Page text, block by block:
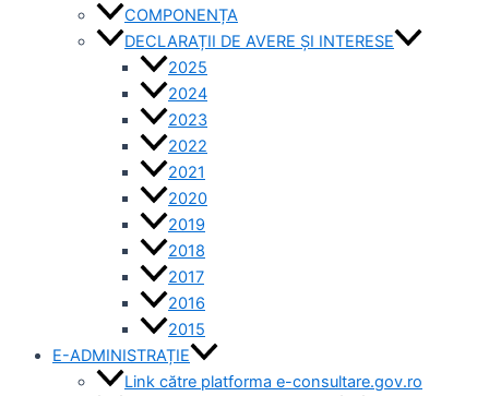
COMPONENȚA
DECLARAȚII DE AVERE ȘI INTERESE
2025
2024
2023
2022
2021
2020
2019
2018
2017
2016
2015
E-ADMINISTRAȚIE
Link către platforma e-consultare.gov.ro